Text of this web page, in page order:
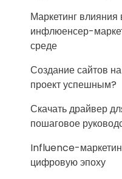
Маркетинг влияния
инфлюенсер-
среде
Создание сайтов
проект успешным?
Скачать драйвер
пошаговое
Influence-
цифровую эпоху